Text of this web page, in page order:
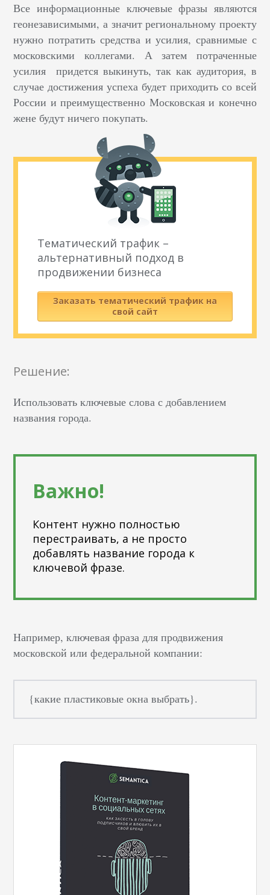
Все информационные ключевые фразы являются
геонезависимыми, а значит региональному проекту
нужно потратить средства и усилия, сравнимые с
московскими коллегами. А затем потраченные
усилия придется выкинуть, так как аудитория, в
случае достижения успеха будет приходить со всей
России и преимущественно Московская и конечно
жене будут ничего покупать.
Тематический трафик –
альтернативный подход в
продвижении бизнеса
Заказать тематический трафик на
свой сайт
Решение:
Использовать ключевые слова с добавлением
названия города.
Важно!
Контент нужно полностью
перестраивать, а не просто
добавлять название города к
ключевой фразе.
Например, ключевая фраза для продвижения
московской или федеральной компании:
{какие пластиковые окна выбрать}.